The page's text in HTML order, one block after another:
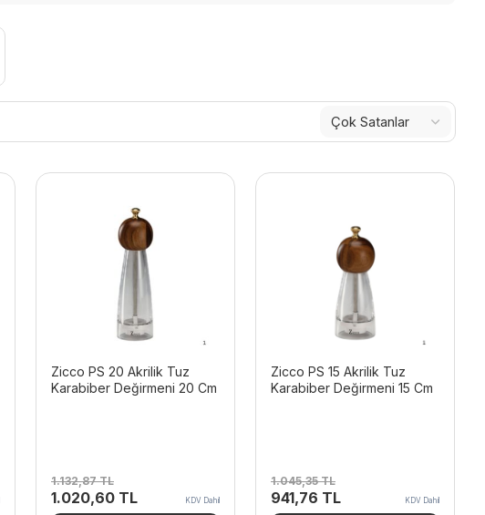
Zicco PS 20 Akrilik Tuz
Karabiber Değirmeni 20 Cm
1.132,87TL
Orijinal
1.020,60 TLŞu
KDV Dahil
Zicco PS 15 Akrilik Tuz
Karabiber Değirmeni 15 Cm
1.045,35TL
Orijinal
941,76 TLŞu
KDV Dahil